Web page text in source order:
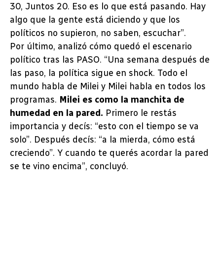
30, Juntos 20. Eso es lo que está pasando. Hay
algo que la gente está diciendo y que los
políticos no supieron, no saben, escuchar”.
Por último, analizó cómo quedó el escenario
político tras las PASO. “Una semana después de
las paso, la política sigue en shock. Todo el
mundo habla de Milei y Milei habla en todos los
programas. Milei es como la manchita de
humedad en la pared. Primero le restás
importancia y decís: “esto con el tiempo se va
solo”. Después decís: “a la mierda, cómo está
creciendo”. Y cuando te querés acordar la pared
se te vino encima”, concluyó.